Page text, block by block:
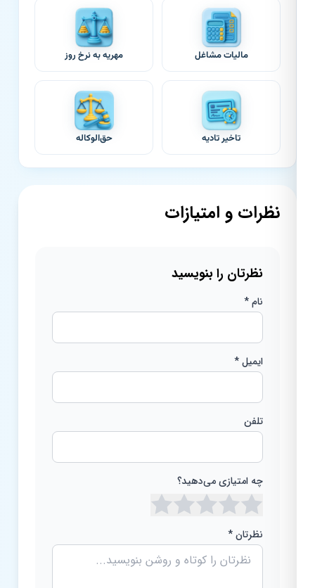
مالیات مشاغل مهریه به نرخ روز
تاخیر تادیه حق‌الوکاله
نظرات و امتیازات
نظرتان را بنویسید
ایمیل *
تلفن
چه امتیازی می‌دهید؟
نظرتان *